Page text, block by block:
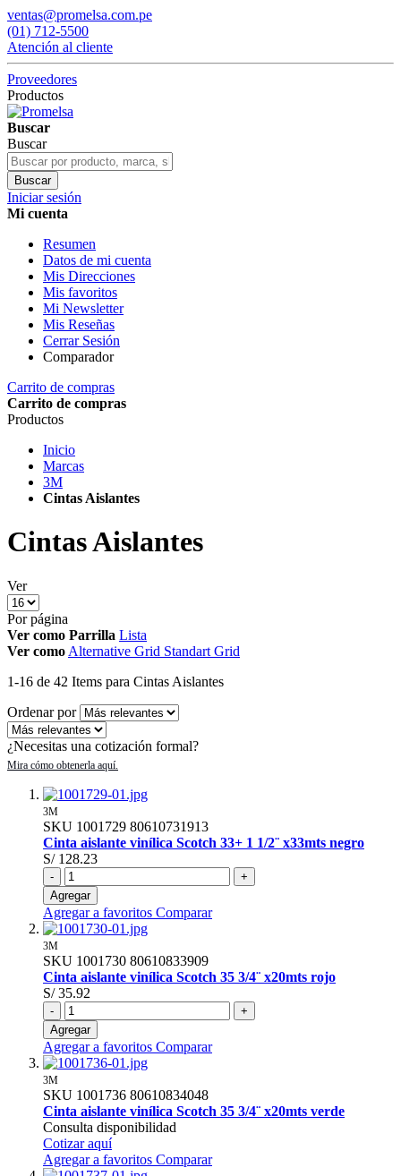
ventas@promelsa.com.pe
(01) 712-5500
Atención al cliente
Proveedores
Productos
Buscar
Buscar
Buscar
Iniciar sesión
Mi cuenta
Resumen
Datos de mi cuenta
Mis Direcciones
Mis favoritos
Mi Newsletter
Mis Reseñas
Cerrar Sesión
Comparador
Carrito de compras
Carrito de compras
Productos
Inicio
Marcas
3M
Cintas Aislantes
Cintas Aislantes
Ver
Por página
Ver como Parrilla Lista
Ver como Alternative Grid Standart Grid
1-16 de 42 Items para Cintas Aislantes
Ordenar por
¿Necesitas una cotización formal?
3M
SKU 1001729 80610731913
Cinta aislante vinílica Scotch 33+ 1 1/2¨ x33mts negro
S/ 128.23
-
+
Agregar
Agregar a favoritos Comparar
3M
SKU 1001730 80610833909
Cinta aislante vinílica Scotch 35 3/4¨ x20mts rojo
S/ 35.92
-
+
Agregar
Agregar a favoritos Comparar
3M
SKU 1001736 80610834048
Cinta aislante vinílica Scotch 35 3/4¨ x20mts verde
Consulta disponibilidad
Cotizar aquí
Agregar a favoritos Comparar